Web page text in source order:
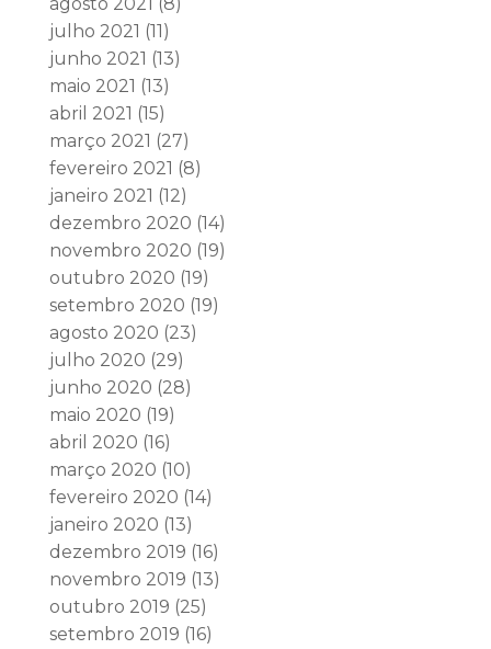
julho 2021 (11)
junho 2021 (13)
maio 2021 (13)
abril 2021 (15)
março 2021 (27)
fevereiro 2021 (8)
janeiro 2021 (12)
dezembro 2020 (14)
novembro 2020 (19)
outubro 2020 (19)
setembro 2020 (19)
agosto 2020 (23)
julho 2020 (29)
junho 2020 (28)
maio 2020 (19)
abril 2020 (16)
março 2020 (10)
fevereiro 2020 (14)
janeiro 2020 (13)
dezembro 2019 (16)
novembro 2019 (13)
outubro 2019 (25)
setembro 2019 (16)